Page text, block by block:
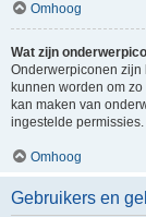
Omhoog
Wat zijn
Onderwerpiconen zijn
kunnen worden om
kan maken van
ingestelde permissies.
Omhoog
Gebruikers en